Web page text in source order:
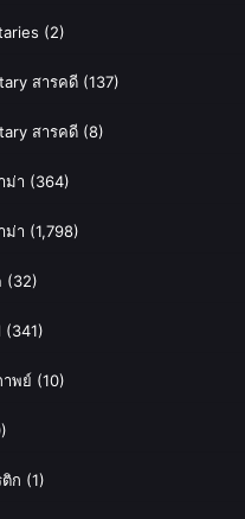
(2)
สารคดี (137)
สารคดี (8)
ม่า (364)
ม่า (1,798)
(32)
(341)
าพย์ (10)
ก (1)